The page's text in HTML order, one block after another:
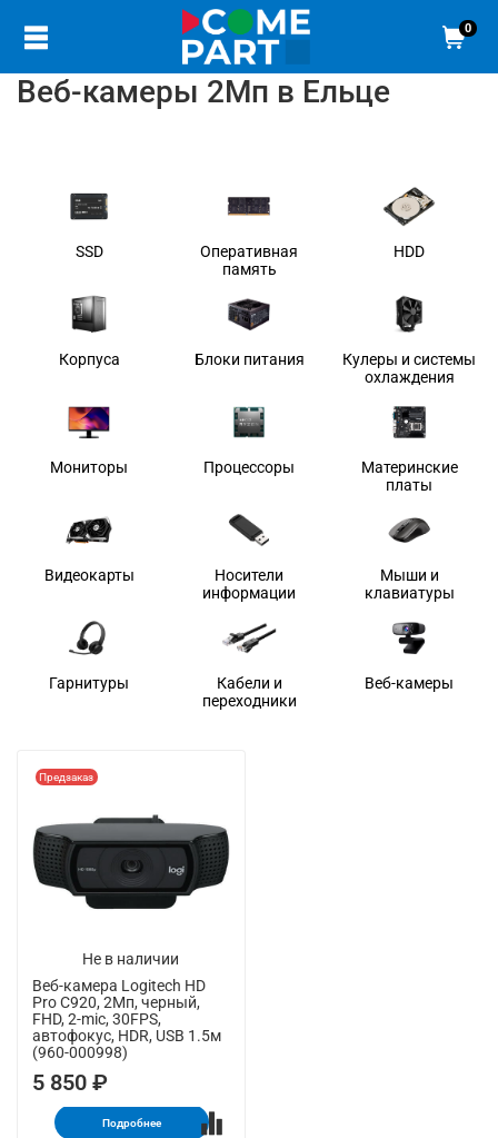
0
Веб-камеры 2Мп в Ельце
SSD
Оперативная
память
HDD
Корпуса Блоки питания
Кулеры и системы
охлаждения
Мониторы Процессоры
Материнские
платы
Видеокарты
Носители
информации
Мыши и
клавиатуры
Гарнитуры
Кабели и
переходники
Веб-камеры
Не в наличии
Предзаказ
Веб-камера Logitech HD
Pro C920, 2Мп, черный,
FHD, 2-mic, 30FPS,
автофокус, HDR, USB 1.5м
(960-000998)
5 850 ₽
Подробнее